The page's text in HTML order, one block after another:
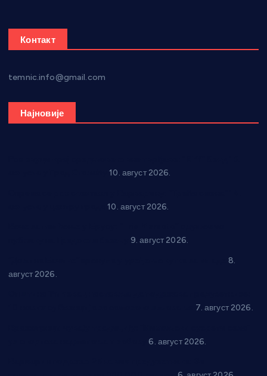
Контакт
temnic.info@gmail.com
Најновије
10. август 2026.
10. август 2026.
9. август 2026.
8.
август 2026.
7. август 2026.
6. август 2026.